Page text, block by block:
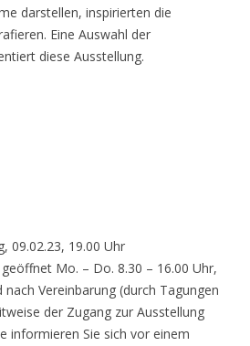
darstellen, inspirierten die
Eine Auswahl der
diese Ausstellung.
09.02.23, 19.00 Uhr
geöffnet Mo. – Do. 8.30 – 16.00 Uhr,
nach Vereinbarung (durch Tagungen
der Zugang zur Ausstellung
informieren Sie sich vor einem